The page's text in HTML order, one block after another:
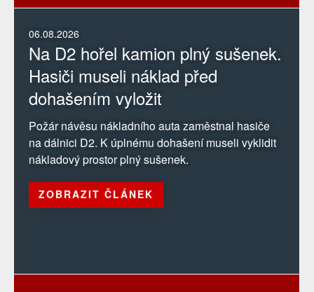
06.08.2026
Na D2 hořel kamion plný sušenek.
Hasiči museli náklad před
dohašením vyložit
Požár návěsu nákladního auta zaměstnal hasiče
na dálnici D2. K úplnému dohašení museli vyklidit
nákladový prostor plný sušenek.
ZOBRAZIT ČLÁNEK